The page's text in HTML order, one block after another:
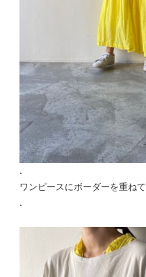
.
ワンピースにボーダーを重ねて
.